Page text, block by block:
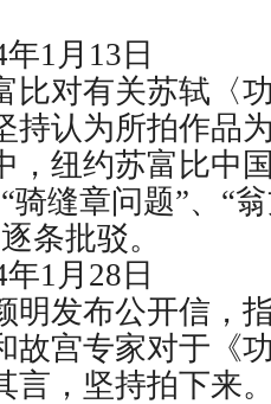
年1 月 13 日
对有关苏轼〈功
持认为所拍作品
，纽约苏富比中
骑缝章问题”、“
条批驳。
年1 月 28 日
发布公开信，指
故宫专家对于《
言，坚持拍下来